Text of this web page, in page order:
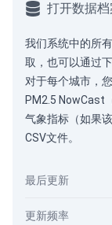
打开数据档
我们系统中的所
取，也可以通过
对于每个城市，
PM2.5 NowCast
气象指标（如果
CSV文件。
最后更新
更新频率